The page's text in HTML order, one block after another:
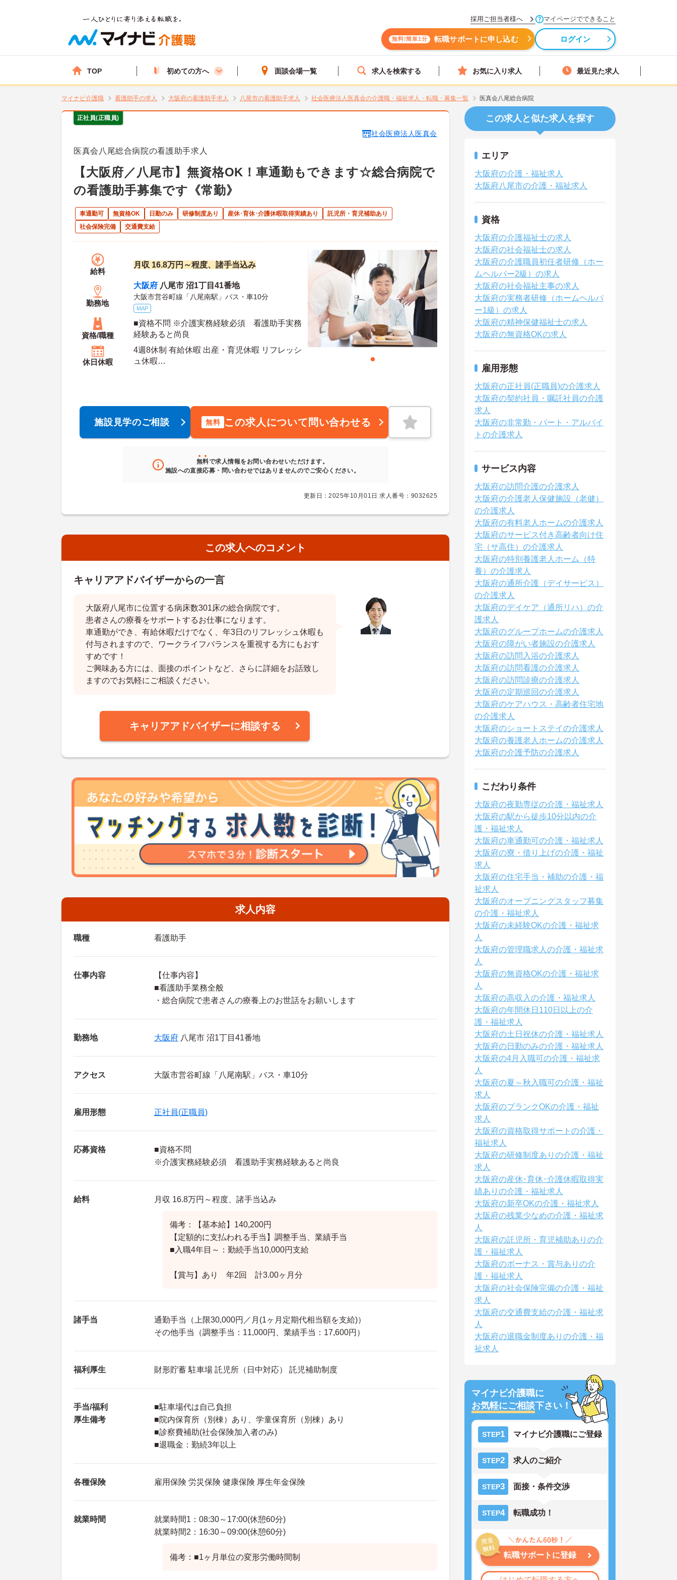
採用ご担当者様へ マイページでできること
無料!簡単1分 転職サポートに申し込む ログイン
TOP 初めての方へ 面談会場一覧 求人を検索する お気に入り求人 最近見た求人
マイナビ介護職 看護助手の求人 大阪府の看護助手求人 八尾市の看護助手求人 社会医療法人医真会の介護職・福祉求人・転職・募集一覧 医真会八尾総合病院
正社員(正職員)
社会医療法人医真会
医真会八尾総合病院の看護助手求人
【大阪府／八尾市】無資格OK！車通勤もできます☆総合病院で
の看護助手募集です《常勤》
車通勤可 無資格OK 日勤のみ 研修制度あり 産休･育休･介護休暇取得実績あり
託児所・育児補助あり
社会保険完備
交通費支給
給料
月収 16.8万円～程度、諸手当込み
勤務地
大阪府 八尾市 沼1丁目41番地
大阪市営谷町線「八尾南駅」バス・車10分
MAP
資格/職種
■資格不問 ※介護実務経験必須 看護助手実務
経験あると尚良
休日休暇
4週8休制 有給休暇 出産・育児休暇 リフレッシ
ュ休暇
施設見学のご相談 無料 この求人について問い合わせる
無料で求人情報をお問い合わせいただけます。
施設への直接応募・問い合わせではありませんのでご安心ください。
更新日：2025年10月01日 求人番号：9032625
この求人へのコメント
キャリアアドバイザーからの一言
大阪府八尾市に位置する病床数301床の総合病院です。
患者さんの療養をサポートするお仕事になります。
車通勤ができ、有給休暇だけでなく、年3日のリフレッシュ休暇も
付与されますので、ワークライフバランスを重視する方にもおす
すめです！
ご興味ある方には、面接のポイントなど、さらに詳細をお話致し
ますのでお気軽にご相談ください。
キャリアアドバイザーに相談する
求人内容
職種 看護助手
仕事内容
【仕事内容】
■看護助手業務全般
・総合病院で患者さんの療養上のお世話をお願いします
勤務地 大阪府 八尾市 沼1丁目41番地
アクセス 大阪市営谷町線「八尾南駅」バス・車10分
雇用形態 正社員(正職員)
応募資格
■資格不問
※介護実務経験必須 看護助手実務経験あると尚良
給料 月収 16.8万円～程度、諸手当込み
備考：【基本給】140,200円
【定額的に支払われる手当】調整手当、業績手当
■入職4年目～：勤続手当10,000円支給
【賞与】あり 年2回 計3.00ヶ月分
諸手当
通勤手当（上限30,000円／月(1ヶ月定期代相当額を支給)）
その他手当（調整手当：11,000円、業績手当：17,600円）
福利厚生 財形貯蓄 駐車場 託児所（日中対応） 託児補助制度
手当/福利
厚生備考
■駐車場代は自己負担
■院内保育所（別棟）あり、学童保育所（別棟）あり
■診察費補助(社会保険加入者のみ)
■退職金：勤続3年以上
各種保険 雇用保険 労災保険 健康保険 厚生年金保険
就業時間
就業時間1：08:30～17:00(休憩60分)
就業時間2：16:30～09:00(休憩60分)
備考：■1ヶ月単位の変形労働時間制
この求人と似た求人を探す
エリア
大阪府の介護・福祉求人
大阪府八尾市の介護・福祉求人
資格
大阪府の介護福祉士の求人
大阪府の社会福祉士の求人
大阪府の介護職員初任者研修（ホー
ムヘルパー2級）の求人
大阪府の社会福祉主事の求人
大阪府の実務者研修（ホームヘルパ
ー1級）の求人
大阪府の精神保健福祉士の求人
大阪府の無資格OKの求人
雇用形態
大阪府の正社員(正職員)の介護求人
大阪府の契約社員・嘱託社員の介護
求人
大阪府の非常勤・パート・アルバイ
トの介護求人
サービス内容
大阪府の訪問介護の介護求人
大阪府の介護老人保健施設（老健）
の介護求人
大阪府の有料老人ホームの介護求人
大阪府のサービス付き高齢者向け住
宅（サ高住）の介護求人
大阪府の特別養護老人ホーム（特
養）の介護求人
大阪府の通所介護（デイサービス）
の介護求人
大阪府のデイケア（通所リハ）の介
護求人
大阪府のグループホームの介護求人
大阪府の障がい者施設の介護求人
大阪府の訪問入浴の介護求人
大阪府の訪問看護の介護求人
大阪府の訪問診療の介護求人
大阪府の定期巡回の介護求人
大阪府のケアハウス・高齢者住宅地
の介護求人
大阪府のショートステイの介護求人
大阪府の養護老人ホームの介護求人
大阪府の介護予防の介護求人
こだわり条件
大阪府の夜勤専従の介護・福祉求人
大阪府の駅から徒歩10分以内の介
護・福祉求人
大阪府の車通勤可の介護・福祉求人
大阪府の寮・借り上げの介護・福祉
求人
大阪府の住宅手当・補助の介護・福
祉求人
大阪府のオープニングスタッフ募集
の介護・福祉求人
大阪府の未経験OKの介護・福祉求
人
大阪府の管理職求人の介護・福祉求
人
大阪府の無資格OKの介護・福祉求
人
大阪府の高収入の介護・福祉求人
大阪府の年間休日110日以上の介
護・福祉求人
大阪府の土日祝休の介護・福祉求人
大阪府の日勤のみの介護・福祉求人
大阪府の4月入職可の介護・福祉求
人
大阪府の夏～秋入職可の介護・福祉
求人
大阪府のブランクOKの介護・福祉
求人
大阪府の資格取得サポートの介護・
福祉求人
大阪府の研修制度ありの介護・福祉
求人
大阪府の産休･育休･介護休暇取得実
績ありの介護・福祉求人
大阪府の新卒OKの介護・福祉求人
大阪府の残業少なめの介護・福祉求
人
大阪府の託児所・育児補助ありの介
護・福祉求人
大阪府のボーナス・賞与ありの介
護・福祉求人
大阪府の社会保険完備の介護・福祉
求人
大阪府の交通費支給の介護・福祉求
人
大阪府の退職金制度ありの介護・福
祉求人
マイナビ介護職に
お気軽にご相談下さい！
STEP1 マイナビ介護職にご登録
STEP2 求人のご紹介
STEP3 面接・条件交渉
STEP4 転職成功！
転職サポートに登録